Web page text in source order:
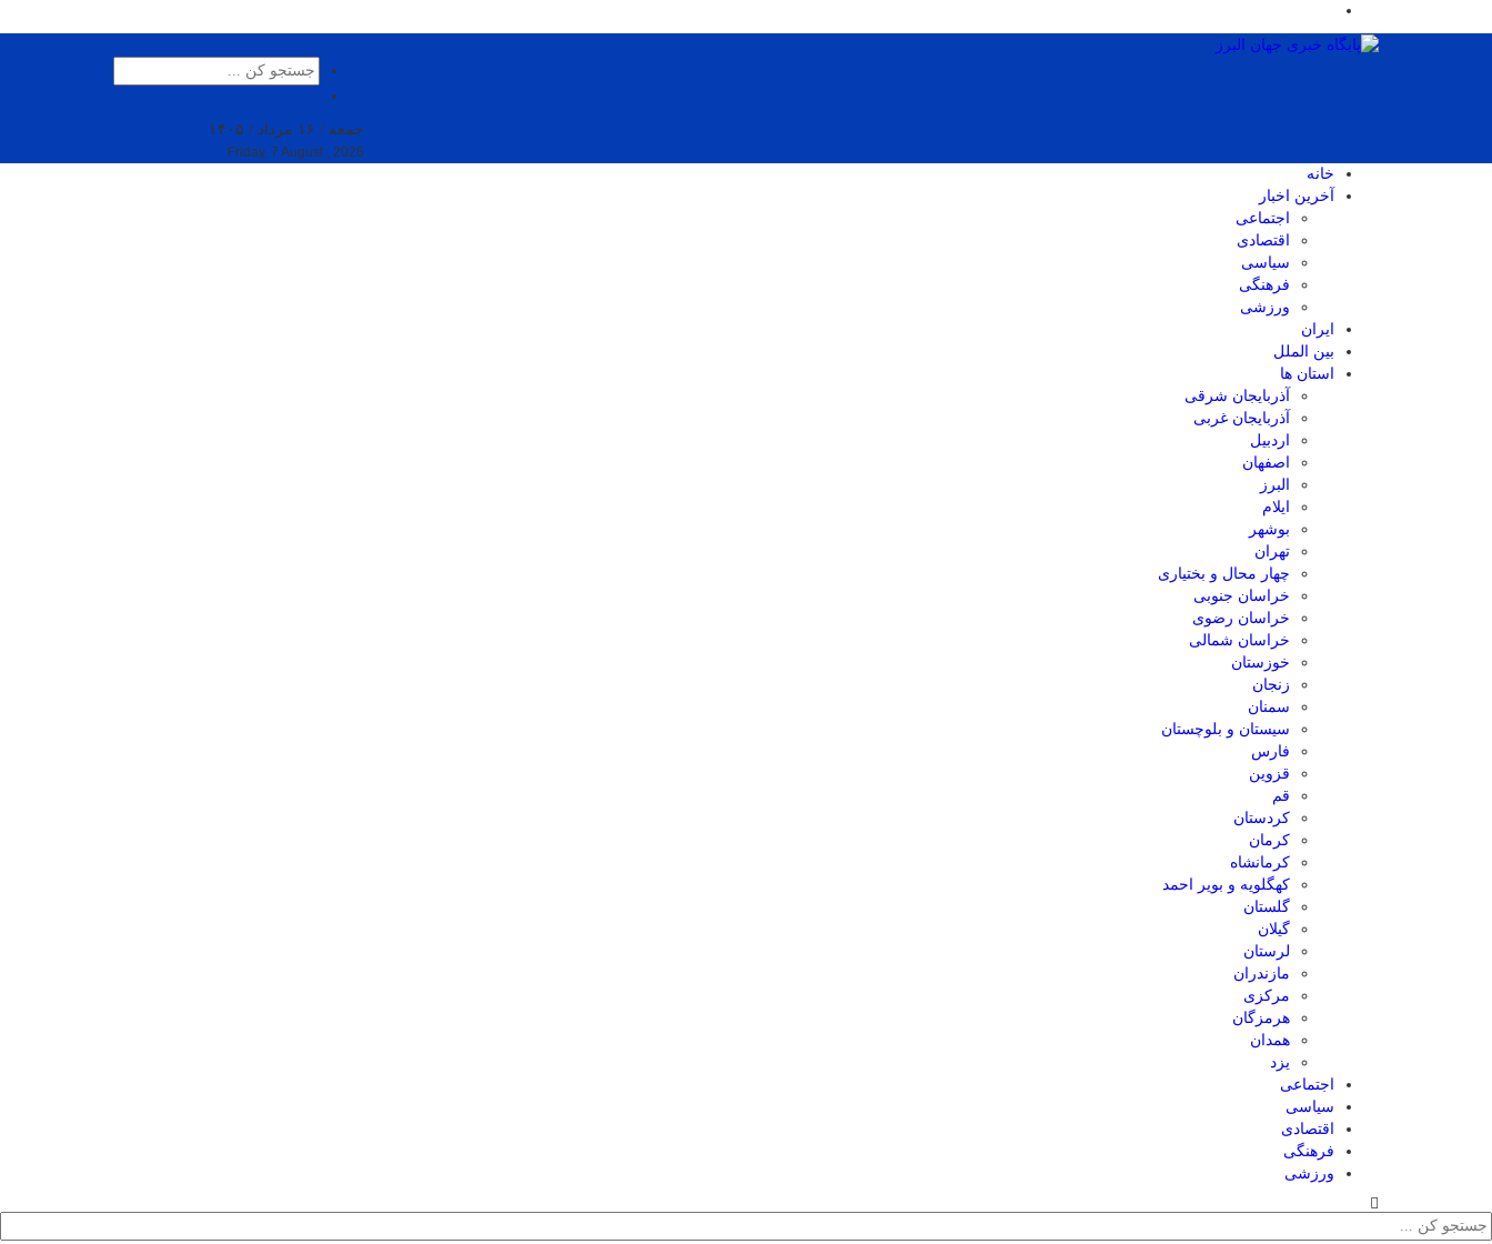
جمعه / ۱۶ مرداد / ۱۴۰۵
Friday, 7 August , 2026
خانه
آخرین اخبار
اجتماعی
اقتصادی
سیاسی
فرهنگی
ورزشی
ایران
بین الملل
استان ها
آذربایجان شرقی
آذربایجان غربی
اردبیل
اصفهان
البرز
ایلام
بوشهر
تهران
چهار محال و بختیاری
خراسان جنوبی
خراسان رضوی
خراسان شمالی
خوزستان
زنجان
سمنان
سیستان و بلوچستان
فارس
قزوین
قم
کردستان
کرمان
کرمانشاه
کهگلویه و بویر احمد
گلستان
گیلان
لرستان
مازندران
مرکزی
هرمزگان
همدان
یزد
اجتماعی
سیاسی
اقتصادی
فرهنگی
ورزشی